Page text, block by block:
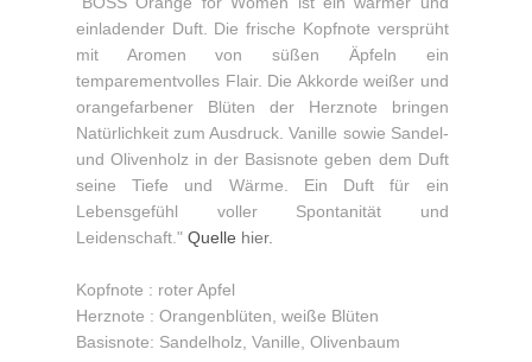
einladender Duft. Die frische Kopfnote versprüht
mit Aromen von süßen Äpfeln ein
temparementvolles Flair. Die Akkorde weißer und
orangefarbener Blüten der Herznote bringen
Natürlichkeit zum Ausdruck. Vanille sowie Sandel-
und Olivenholz in der Basisnote geben dem Duft
seine Tiefe und Wärme. Ein Duft für ein
Lebensgefühl voller Spontanität und
Leidenschaft." Quelle hier.
Kopfnote : roter Apfel
Herznote : Orangenblüten, weiße Blüten
Basisnote: Sandelholz, Vanille, Olivenbaum